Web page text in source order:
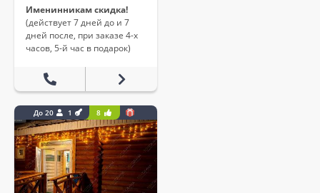
Именинникам скидка!
(действует 7 дней до и 7
дней после, при заказе 4-х
часов, 5-й час в подарок)
До 20 1 8